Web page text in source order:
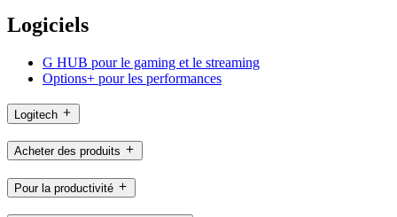
Logiciels
G HUB pour le gaming et le streaming
Options+ pour les performances
Logitech
Acheter des produits
Pour la productivité